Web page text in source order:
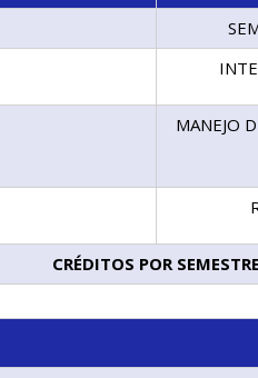
MANEJO
CRÉDITOS POR SEMESTRE